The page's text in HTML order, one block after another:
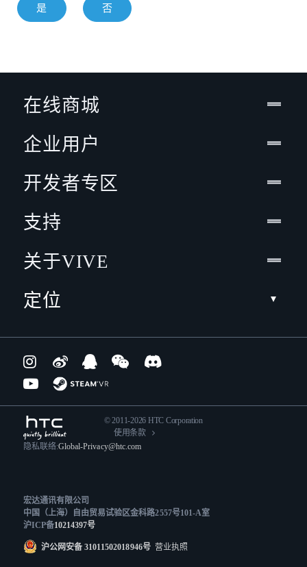
是 否
在线商城
企业用户
开发者专区
支持
关于VIVE
定位
© 2011-2026 HTC Corporation
使用条款
隐私联络:Global-Privacy@htc.com
宏达通讯有限公司
中国（上海）自由贸易试验区金科路2557号101-A室
沪ICP备10214397号
沪公网安备 31011502018946号营业执照